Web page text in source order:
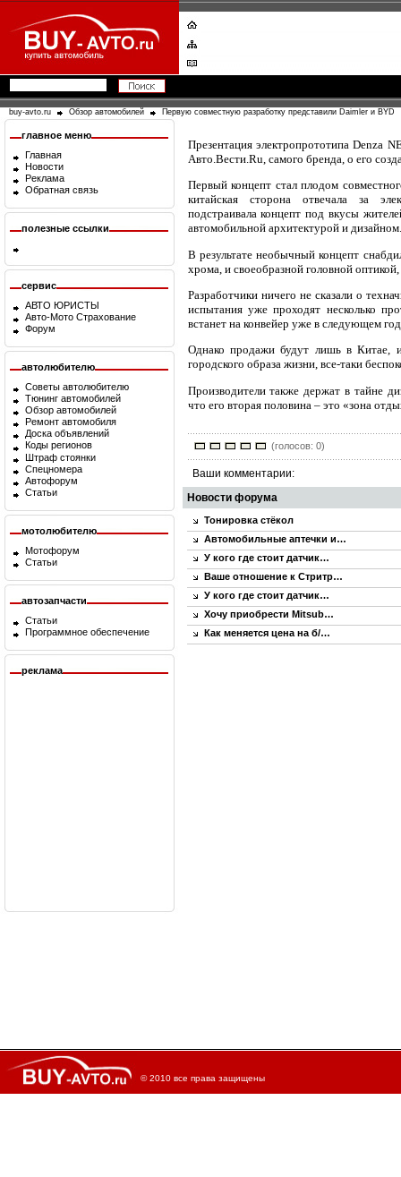
buy-avto.ru Обзор автомобилей Первую совместную разработку представили Daimler и BYD
главное меню
Главная
Новости
Реклама
Обратная связь
полезные ссылки
сервис
АВТО ЮРИСТЫ
Авто-Мото Страхование
Форум
автолюбителю
Советы автолюбителю
Тюнинг автомобилей
Обзор автомобилей
Ремонт автомобиля
Доска объявлений
Коды регионов
Штраф стоянки
Спецномера
Автофорум
Статьи
мотолюбителю
Мотофорум
Статьи
автозапчасти
Статьи
Программное обеспечение
реклама
Презентация электропрототипа Denza
Авто.Вести.Ru, самого бренда, о его
Первый концепт стал плодом
китайская сторона отвечала за
подстраивала концепт под вкусы
автомобильной архитектурой и дизайном.
В результате необычный концепт
хрома, и своеобразной головной
Разработчики ничего не сказали о
испытания уже проходят несколько
встанет на конвейер уже в следующем
Однако продажи будут лишь в Китае,
городского образа жизни, все-таки
Производители также держат в тайне
что его вторая половина – это «зона
(голосов: 0)
Ваши комментарии:
Новости форума
Тонировка стёкол
Автомобильные аптечки и…
У кого где стоит датчик…
Ваше отношение к Стритр…
У кого где стоит датчик…
Хочу приобрести Mitsub…
Как меняется цена на б/…
© 2010 все права защищены